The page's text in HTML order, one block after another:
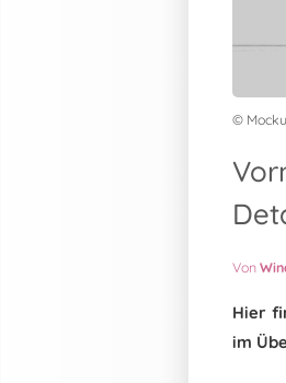
©
Von
Hier
im